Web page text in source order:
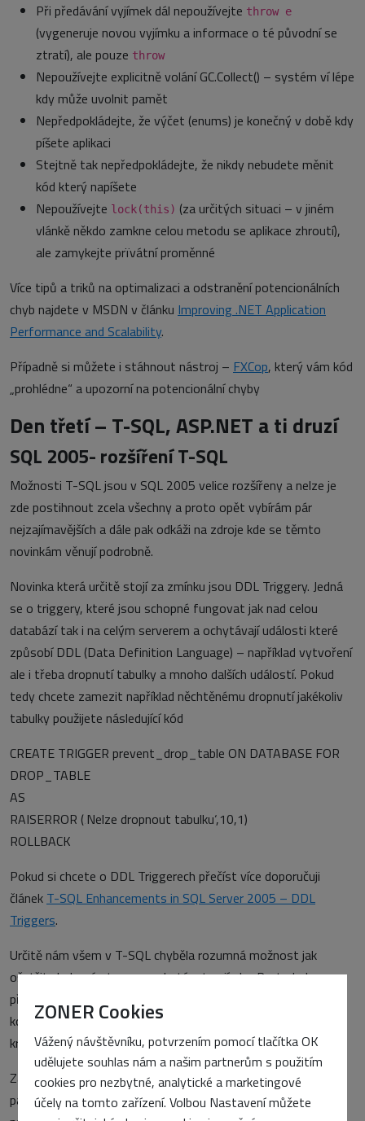
ZONER Cookies
Vážený návštěvníku, potvrzením pomocí tlačítka OK
udělujete souhlas nám a našim partnerům s použitím
cookies pro nezbytné, analytické a marketingové
účely na tomto zařízení. Volbou Nastavení můžete
Při předávání vyjímek dál nepoužívejte throw e
(vygeneruje novou vyjímku a informace o té původní se
ztratí), ale pouze throw
Nepoužívejte explicitně volání GC.Collect() – systém ví lépe
kdy může uvolnit pamět
Nepředpokládejte, že výčet (enums) je konečný v době kdy
píšete aplikaci
Stejtně tak nepředpokládejte, že nikdy nebudete měnit
kód který napíšete
Nepoužívejte lock(this) (za určitých situaci – v jiném
vlánkě někdo zamkne celou metodu se aplikace zhroutí),
ale zamykejte prïvátní proměnné
Více tipů a triků na optimalizaci a odstranění potencionálních
chyb najdete v MSDN v článku Improving .NET Application
Performance and Scalability.
Případně si můžete i stáhnout nástroj – FXCop, který vám kód
„prohlédne“ a upozorní na potencionální chyby
Den třetí – T-SQL, ASP.NET a ti druzí
SQL 2005- rozšíření T-SQL
Možnosti T-SQL jsou v SQL 2005 velice rozšířeny a nelze je
zde postihnout zcela všechny a proto opět vybírám pár
nejzajímavějších a dále pak odkáži na zdroje kde se těmto
novinkám věnují podrobně.
Novinka která určitě stojí za zmínku jsou DDL Triggery. Jedná
se o triggery, které jsou schopné fungovat jak nad celou
databází tak i na celým serverem a ochytávají události které
způsobí DDL (Data Definition Language) – například vytvoření
ale i třeba dropnutí tabulky a mnoho dalších událostí. Pokud
tedy chcete zamezit například něchtěnému dropnutí jakékoliv
tabulky použijete následující kód
CREATE TRIGGER prevent_drop_table ON DATABASE FOR
DROP_TABLE
AS
RAISERROR (‚Nelze dropnout tabulku‘,10,1)
ROLLBACK
Pokud si chcete o DDL Triggerech přečíst více doporučuji
článek T-SQL Enhancements in SQL Server 2005 – DDL
Triggers.
Určitě nám všem v T-SQL chyběla rozumná možnost jak
ošetřit chybové stavy a zachytávat vyjímky. Proto byla
přidána možnost používat blok
kostrukce lze ošetřit teméř všechy chybové stavy ovšem
kromě těch fatálních (severity > 20)
Zásadní způsobem byla rozšířena funkce TOP, která má nyní
parametr, který již nemusí být konstanta a tak lze klidně